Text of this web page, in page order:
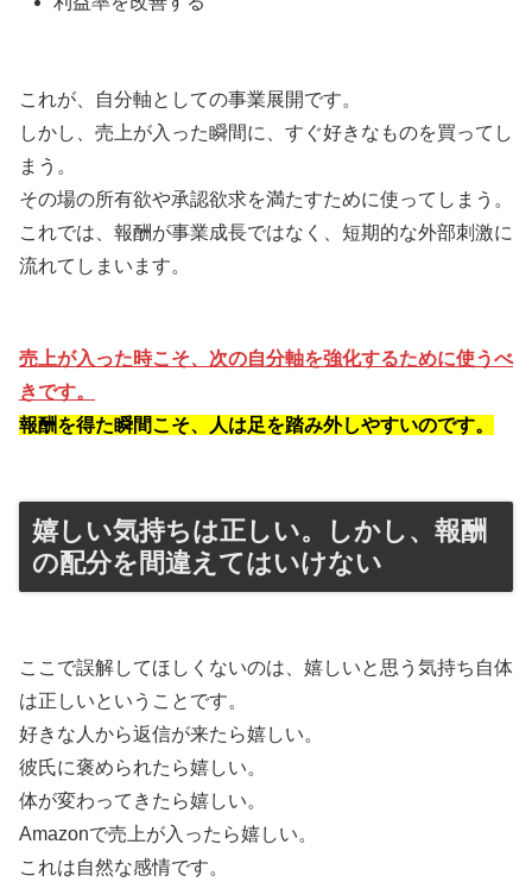
これが、自分軸としての事業展開です。
しかし、売上が入った瞬間に、すぐ好きなものを買ってし
まう。
その場の所有欲や承認欲求を満たすために使ってしまう。
これでは、報酬が事業成長ではなく、短期的な外部刺激に
流れてしまいます。
売上が入った時こそ、次の自分軸を強化するために使うべ
きです。
報酬を得た瞬間こそ、人は足を踏み外しやすいのです。
嬉しい気持ちは正しい。しかし、報酬
の配分を間違えてはいけない
ここで誤解してほしくないのは、嬉しいと思う気持ち自体
は正しいということです。
好きな人から返信が来たら嬉しい。
彼氏に褒められたら嬉しい。
体が変わってきたら嬉しい。
Amazonで売上が入ったら嬉しい。
これは自然な感情です。